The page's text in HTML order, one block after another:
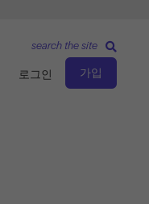
로그인 가입
search the site